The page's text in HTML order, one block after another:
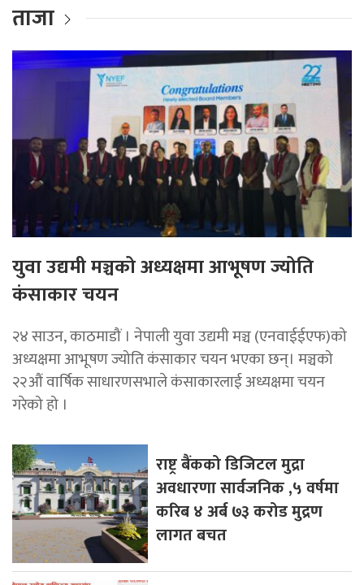
ताजा
युवा उद्यमी मञ्चको अध्यक्षमा आभूषण ज्योति
कंसाकार चयन
२४ साउन, काठमाडौं । नेपाली युवा उद्यमी मञ्च (एनवाईईएफ)को
अध्यक्षमा आभूषण ज्योति कंसाकार चयन भएका छन्। मञ्चको
२२औं वार्षिक साधारणसभाले कंसाकारलाई अध्यक्षमा चयन
गरेको हो ।
राष्ट्र बैंकको डिजिटल मुद्रा
अवधारणा सार्वजनिक ,५ वर्षमा
करिब ४ अर्ब ७३ करोड मुद्रण
लागत बचत